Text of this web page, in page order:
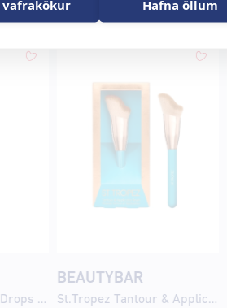
vafrakökur Hafna öllum
St.Tropez Tan Tonic Drops 30ml
BEAUTYBAR
St.Tropez Tantour & Applicator Brush